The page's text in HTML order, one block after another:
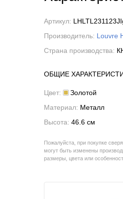
Артикул:
Производитель: Louvre
Страна производства:
ОБЩИЕ
Цвет:
Золотой
Материал: Металл
Высота: 46.6 см
Пожалуйста, при покупке
могут быть изменены
размеры, цвета или